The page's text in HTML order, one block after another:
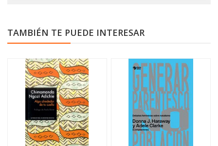
TAMBIÉN TE PUEDE INTERESAR